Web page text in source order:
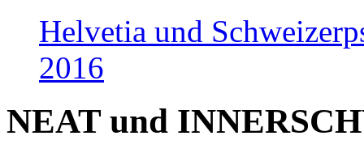
Helvetia und
2016
NEAT und